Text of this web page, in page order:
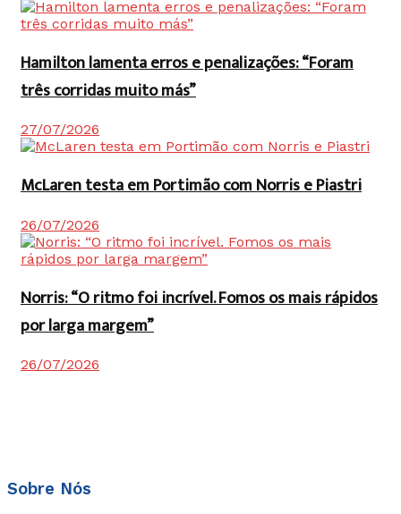
Hamilton lamenta erros e penalizações: “Foram
três corridas muito más”
27/07/2026
McLaren testa em Portimão com Norris e Piastri
26/07/2026
Norris: “O ritmo foi incrível. Fomos os mais rápidos
por larga margem”
26/07/2026
Sobre Nós